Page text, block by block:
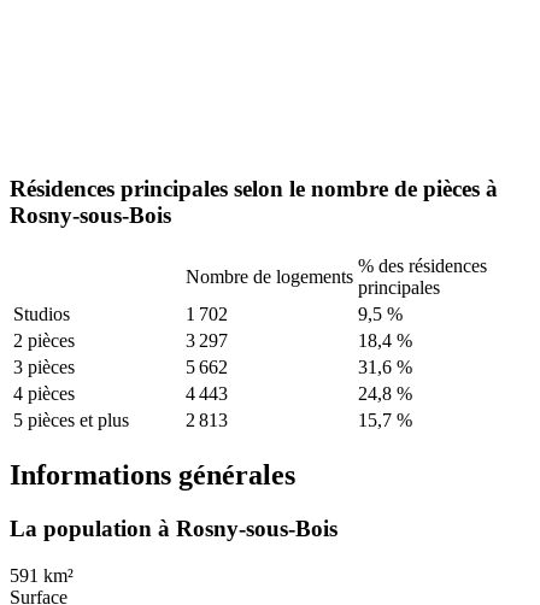
Résidences principales selon le nombre de pièces à
Rosny-sous-Bois
Nombre de logements
% des résidences
principales
Studios
1 702
9,5 %
2 pièces
3 297
18,4 %
3 pièces
5 662
31,6 %
4 pièces
4 443
24,8 %
5 pièces et plus
2 813 15,7 %
Informations générales
La population à Rosny-sous-Bois
591 km²
Surface